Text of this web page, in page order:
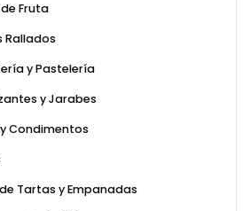
Fruta
Rallados
y Pastelería
y Jarabes
Condimentos
Tartas y Empanadas